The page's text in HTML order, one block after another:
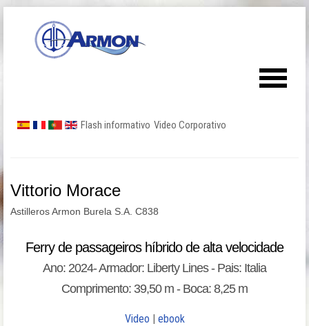
Flash informativo Video Corporativo
Vittorio Morace
Astilleros Armon Burela S.A. C838
Ferry de passageiros híbrido de alta velocidade
Ano: 2024- Armador: Liberty Lines - Pais: Italia
Comprimento: 39,50 m - Boca: 8,25 m
Video | ebook